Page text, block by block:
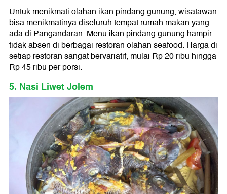
Untuk menikmati olahan ikan pindang gunung, wisatawan
bisa menikmatinya diseluruh tempat rumah makan yang
ada di Pangandaran. Menu ikan pindang gunung hampir
tidak absen di berbagai restoran olahan seafood. Harga di
setiap restoran sangat bervariatif, mulai Rp 20 ribu hingga
Rp 45 ribu per porsi.
5. Nasi Liwet Jolem